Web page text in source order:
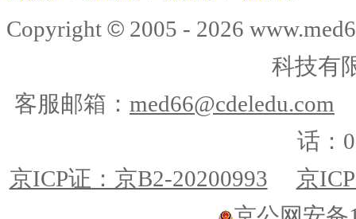
Copyright © 2005 - 2026
科技有
客服邮箱： med66@cdeledu.com
话：
京ICP证：京B2-20200993
京